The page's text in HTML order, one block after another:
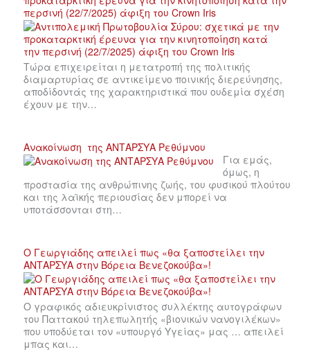
περσινή (22/7/2025) άφιξη του Crown Iris
Τώρα επιχειρείται η μετατροπή της πολιτικής
διαμαρτυρίας σε αντικείμενο ποινικής διερεύνησης,
αποδίδοντάς της χαρακτηριστικά που ουδεμία σχέση
έχουν με την…
Ανακοίνωση της ΑΝΤΑΡΣΥΑ Ρεθύμνου
Για εμάς,
όμως, η
προστασία της ανθρώπινης ζωής, του φυσικού πλούτου
και της λαϊκής περιουσίας δεν μπορεί να
υποτάσσονται στη…
Ο Γεωργιάδης απειλεί πως «θα ξαποστείλει την
ΑΝΤΑΡΣΥΑ στην Βόρεια Βενεζοκούβα»!
Ο γραφικός αδιευκρίνιστος συλλέκτης αυτογράφων
του Παττακού τηλεπωλητής «βιονικών νανογιλέκων»
που υποδύεται τον «υπουργό Υγείας» μας … απειλεί
μπας και…